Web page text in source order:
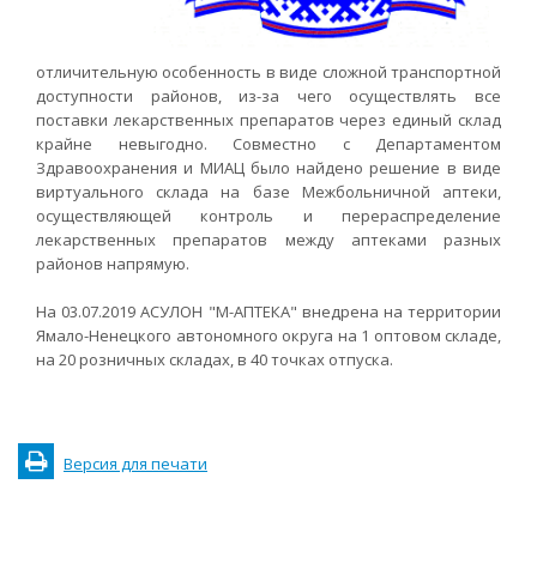
отличительную особенность в виде сложной транспортной
доступности районов, из-за чего осуществлять все
поставки лекарственных препаратов через единый склад
крайне невыгодно. Совместно с Департаментом
Здравоохранения и МИАЦ было найдено решение в виде
виртуального склада на базе Межбольничной аптеки,
осуществляющей контроль и перераспределение
лекарственных препаратов между аптеками разных
районов напрямую.
На 03.07.2019 АСУЛОН "М-АПТЕКА" внедрена на территории
Ямало-Ненецкого автономного округа на 1 оптовом складе,
на 20 розничных складах, в 40 точках отпуска.
Версия для печати